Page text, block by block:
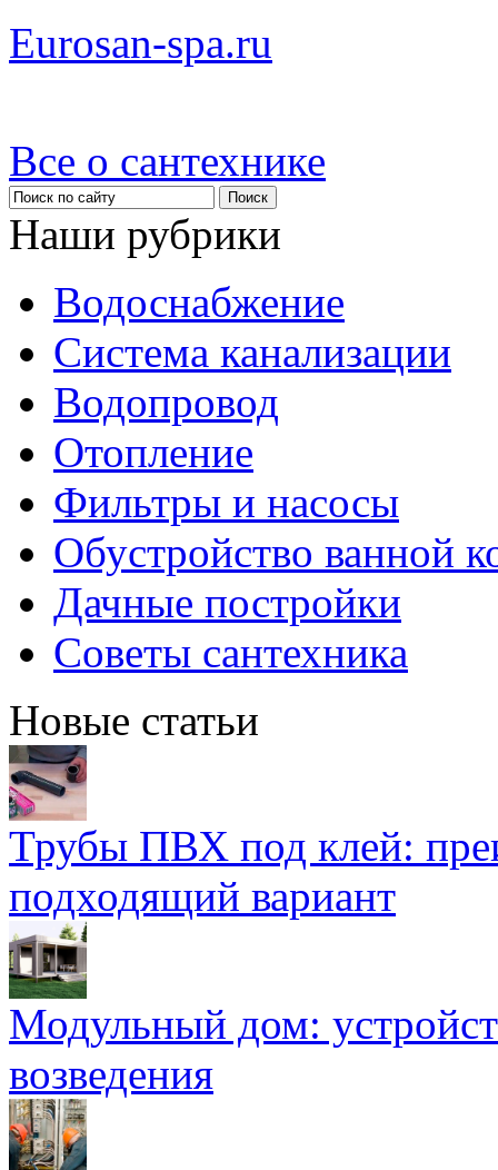
Eurosan-spa.ru
Все о сантехнике
Наши рубрики
Водоснабжение
Система канализации
Водопровод
Отопление
Фильтры и насосы
Обустройство ванной
Дачные постройки
Советы сантехника
Новые статьи
Трубы ПВХ под клей:
подходящий вариант
Модульный дом:
возведения